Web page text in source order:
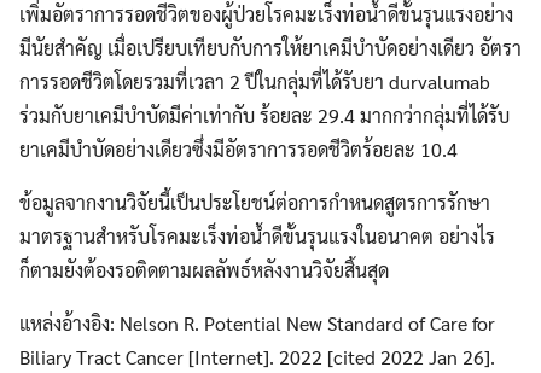
เพิ่มอัตราการรอดชีวิตของผู้ป่วยโรคมะเร็งท่อน้ำดีขั้นรุนแรงอย่าง
มีนัยสำคัญ เมื่อเปรียบเทียบกับการให้ยาเคมีบำบัดอย่างเดียว อัตรา
การรอดชีวิตโดยรวมที่เวลา 2 ปีในกลุ่มที่ได้รับยา durvalumab
ร่วมกับยาเคมีบำบัดมีค่าเท่ากับ ร้อยละ 29.4 มากกว่ากลุ่มที่ได้รับ
ยาเคมีบำบัดอย่างเดียวซึ่งมีอัตราการรอดชีวิตร้อยละ 10.4
ข้อมูลจากงานวิจัยนี้เป็นประโยชน์ต่อการกำหนดสูตรการรักษา
มาตรฐานสำหรับโรคมะเร็งท่อน้ำดีขั้นรุนแรงในอนาคต อย่างไร
ก็ตามยังต้องรอติดตามผลลัพธ์หลังงานวิจัยสิ้นสุด
แหล่งอ้างอิง: Nelson R. Potential New Standard of Care for
Biliary Tract Cancer [Internet]. 2022 [cited 2022 Jan 26].